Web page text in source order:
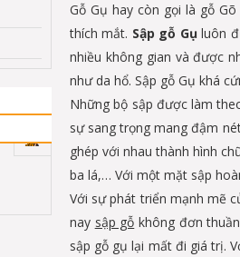
Gỗ Gụ hay còn gọi là gỗ
thích mắt. Sập gỗ Gụ luôn
nhiều không gian và được
như da hổ. Sập gỗ Gụ khá
Những bộ sập được làm
sự sang trọng mang đậm
ghép với nhau thành hình
ba lá,… Với một mặt sập
Với sự phát triển mạnh mẽ
nay sập gỗ không đơn
sập gỗ gụ lại mất đi giá trị.